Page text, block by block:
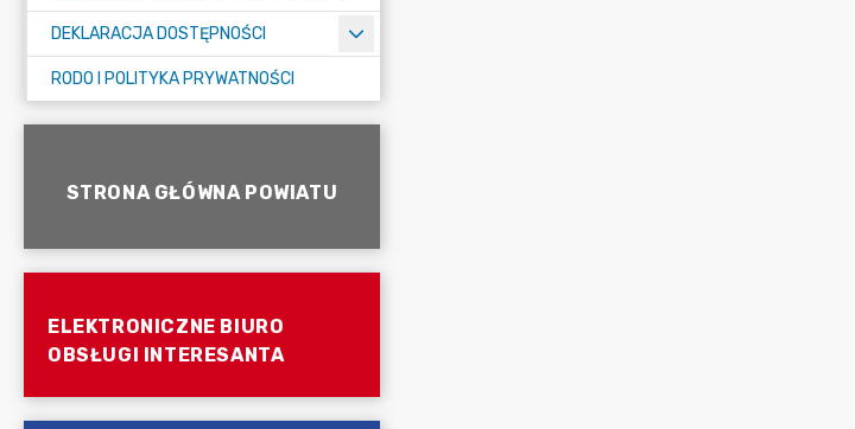
DEKLARACJA DOSTĘPNOŚCI
RODO I POLITYKA PRYWATNOŚCI
STRONA GŁÓWNA POWIATU
ELEKTRONICZNE BIURO
OBSŁUGI INTERESANTA